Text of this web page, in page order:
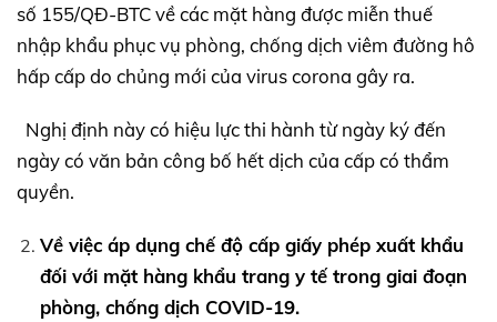
số 155/QĐ-BTC về các mặt hàng được miễn thuế
nhập khẩu phục vụ phòng, chống dịch viêm đường hô
hấp cấp do chủng mới của virus corona gây ra.
Nghị định này có hiệu lực thi hành từ ngày ký đến
ngày có văn bản công bố hết dịch của cấp có thẩm
quyền.
Về việc áp dụng chế độ cấp giấy phép xuất khẩu
đối với mặt hàng khẩu trang y tế trong giai đoạn
phòng, chống dịch COVID-19.